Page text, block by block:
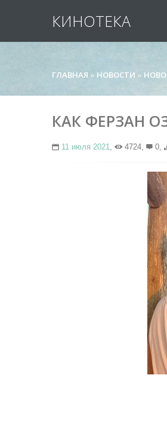
КИНОТЕКА
ГЛАВНАЯ » НОВОСТИ »
КАК ФЕРЗАН
11 июля 2021, 4724, 0,